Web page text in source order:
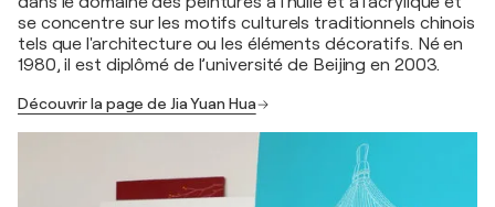
se concentre sur les motifs culturels traditionnels chinois
tels que l'architecture ou les éléments décoratifs. Né en
1980, il est diplômé de l’université de Beijing en 2003.
Découvrir la page de Jia Yuan Hua